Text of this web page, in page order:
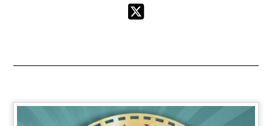
Twitter